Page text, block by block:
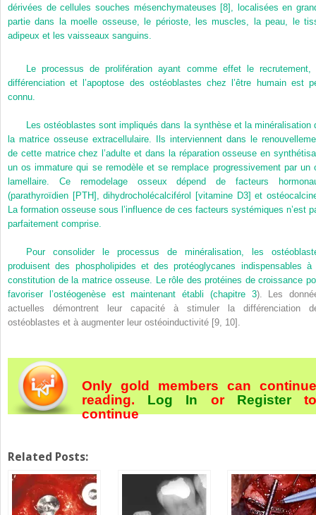
dérivées de cellules souches mésenchymateuses [8], localisées en
partie dans la moelle osseuse, le périoste, les muscles, la peau, le
adipeux et les vaisseaux sanguins.
Le processus de prolifération ayant comme effet le recrutement,
différenciation et l’apoptose des ostéoblastes chez l’être humain est
connu.
Les ostéoblastes sont impliqués dans la synthèse et la minéralisation
la matrice osseuse extracellulaire. Ils interviennent dans le
de cette matrice chez l’adulte et dans la réparation osseuse en
un os immature qui se remodèle et se remplace progressivement par un
lamellaire. Ce remodelage osseux dépend de facteurs
(parathyroïdien [PTH], dihydrocholécalciférol [vitamine D3] et
La formation osseuse sous l’influence de ces facteurs systémiques n’est
parfaitement comprise.
Pour consolider le processus de minéralisation, les
produisent des phospholipides et des protéoglycanes indispensables à
constitution de la matrice osseuse. Le rôle des protéines de croissance
favoriser l’ostéogenèse est maintenant établi (chapitre 3). Les
actuelles démontrent leur capacité à stimuler la différenciation
ostéoblastes et à augmenter leur ostéoinductivité [9, 10].
Only gold members can continue
reading. Log In orRegister
continue
Related Posts: